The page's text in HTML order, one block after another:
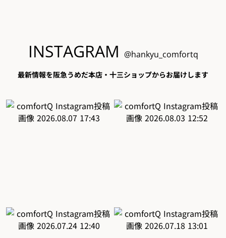
INSTAGRAM @hankyu_comfortq
最新情報を阪急うめだ本店・十三ショップからお届けします